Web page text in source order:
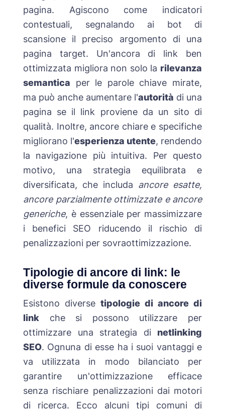
pagina. Agiscono come indicatori
contestuali, segnalando ai bot di
scansione il preciso argomento di una
pagina target. Un'ancora di link ben
ottimizzata migliora non solo la rilevanza
semantica per le parole chiave mirate,
ma può anche aumentare l'autorità di una
pagina se il link proviene da un sito di
qualità. Inoltre, ancore chiare e specifiche
migliorano l'esperienza utente, rendendo
la navigazione più intuitiva. Per questo
motivo, una strategia equilibrata e
diversificata, che includa ancore esatte,
ancore parzialmente ottimizzate e ancore
generiche, è essenziale per massimizzare
i benefici SEO riducendo il rischio di
penalizzazioni per sovraottimizzazione.
Tipologie di ancore di link: le
diverse formule da conoscere
Esistono diverse tipologie di ancore di
link che si possono utilizzare per
ottimizzare una strategia di netlinking
SEO. Ognuna di esse ha i suoi vantaggi e
va utilizzata in modo bilanciato per
garantire un'ottimizzazione efficace
senza rischiare penalizzazioni dai motori
di ricerca. Ecco alcuni tipi comuni di